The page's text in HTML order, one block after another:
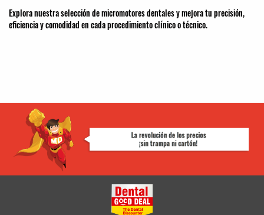
Explora nuestra selección de micromotores dentales y mejora tu precisión,
eficiencia y comodidad en cada procedimiento clínico o técnico.